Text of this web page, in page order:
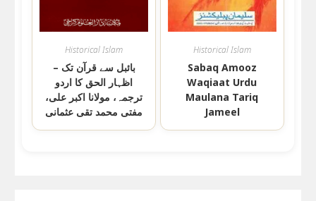
Historical Islam
بائبل سے قرآن تک –
اظہار الحق کا اردو
ترجمہ، مولانا اکبر علی،
مفتی محمد تقی عثمانی
Historical Islam
Sabaq Amooz
Waqiaat Urdu
Maulana Tariq
Jameel